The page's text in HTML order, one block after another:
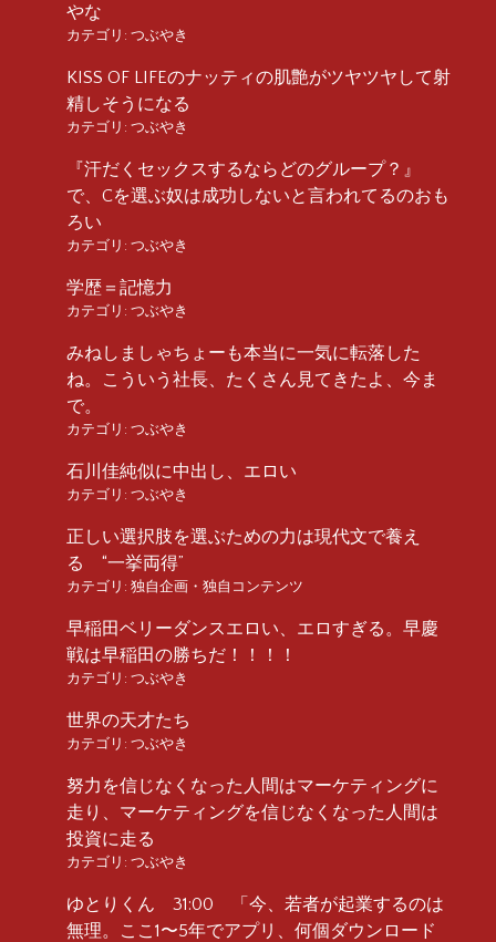
やな
カテゴリ: つぶやき
KISS OF LIFEのナッティの肌艶がツヤツヤして射
精しそうになる
カテゴリ: つぶやき
『汗だくセックスするならどのグループ？』
で、Cを選ぶ奴は成功しないと言われてるのおも
ろい
カテゴリ: つぶやき
学歴＝記憶力
カテゴリ: つぶやき
みねしましゃちょーも本当に一気に転落した
ね。こういう社長、たくさん見てきたよ、今ま
で。
カテゴリ: つぶやき
石川佳純似に中出し、エロい
カテゴリ: つぶやき
正しい選択肢を選ぶための力は現代文で養え
る “一挙両得”
カテゴリ: 独自企画・独自コンテンツ
早稲田ベリーダンスエロい、エロすぎる。早慶
戦は早稲田の勝ちだ！！！！
カテゴリ: つぶやき
世界の天才たち
カテゴリ: つぶやき
努力を信じなくなった人間はマーケティングに
走り、マーケティングを信じなくなった人間は
投資に走る
カテゴリ: つぶやき
ゆとりくん 31:00 「今、若者が起業するのは
無理。ここ1〜5年でアプリ、何個ダウンロード